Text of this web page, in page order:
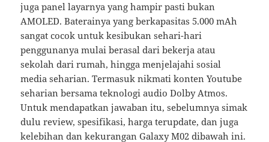
juga panel layarnya yang hampir pasti bukan
AMOLED. Baterainya yang berkapasitas 5.000 mAh
sangat cocok untuk kesibukan sehari-hari
penggunanya mulai berasal dari bekerja atau
sekolah dari rumah, hingga menjelajahi sosial
media seharian. Termasuk nikmati konten Youtube
seharian bersama teknologi audio Dolby Atmos.
Untuk mendapatkan jawaban itu, sebelumnya simak
dulu review, spesifikasi, harga terupdate, dan juga
kelebihan dan kekurangan Galaxy M02 dibawah ini.